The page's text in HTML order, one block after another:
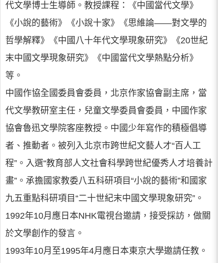
代文學博士生導師。教授課程：《中國當代文學》
《小說的藝術》《小說十家》《思維論——對文學的
哲學解釋》《中國八十年代文學現象研究》《20世紀
末中國文學現象研究》《中國當代文學熱點分析》
等。
中國作協全國委員會委員，北京作家協會副主席，當
代文學教研室主任，兒童文學委員會委員，中國作家
協會魯迅文學院客座教授。中國少年寫作的積極倡導
者、推動者。被列入北京市跨世紀文藝人才“百人工
程”。入選“教育部人文社會科學跨世紀優秀人才培養計
畫”。承擔國家教委八五科研項目“小說的藝術”和國家
九五重點科研項目“二十世紀末中國文學現象研究”。
1992年10月應日本NHK電視台邀請，接受採訪，做關
於文學創作的發言。
1993年10月至1995年4月應日本東京大學邀請任教。